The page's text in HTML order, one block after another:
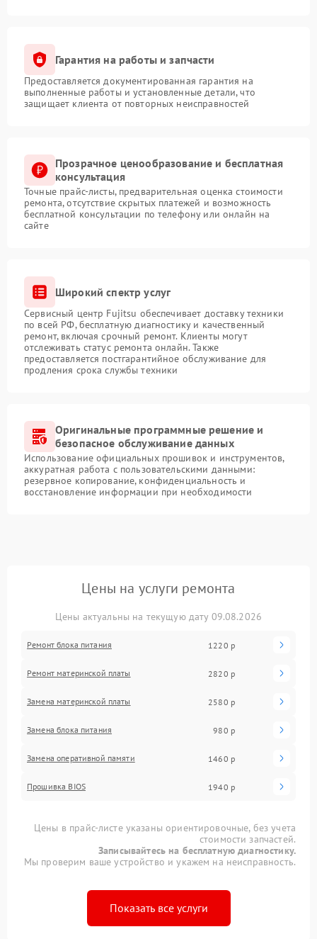
Гарантия на работы и запчасти
Предоставляется документированная гарантия на
выполненные работы и установленные детали, что
защищает клиента от повторных неисправностей
Прозрачное ценообразование и бесплатная
консультация
Точные прайс-листы, предварительная оценка стоимости
ремонта, отсутствие скрытых платежей и возможность
бесплатной консультации по телефону или онлайн на
сайте
Широкий спектр услуг
Сервисный центр Fujitsu обеспечивает доставку техники
по всей РФ, бесплатную диагностику и качественный
ремонт, включая срочный ремонт. Клиенты могут
отслеживать статус ремонта онлайн. Также
предоставляется постгарантийное обслуживание для
продления срока службы техники
Оригинальные программные решение и
безопасное обслуживание данных
Использование официальных прошивок и инструментов,
аккуратная работа с пользовательскими данными:
резервное копирование, конфиденциальность и
восстановление информации при необходимости
Цены на услуги ремонта
Цены актуальны на текущую дату 09.08.2026
Ремонт блока питания 1220 р
Ремонт материнской платы 2820 р
Замена материнской платы 2580 р
Замена блока питания 980 р
Замена оперативной памяти 1460 р
Прошивка BIOS 1940 р
Цены в прайс-листе указаны ориентировочные, без учета
стоимости запчастей.
Записывайтесь на бесплатную диагностику.
Мы проверим ваше устройство и укажем на неисправность.
Показать все услуги